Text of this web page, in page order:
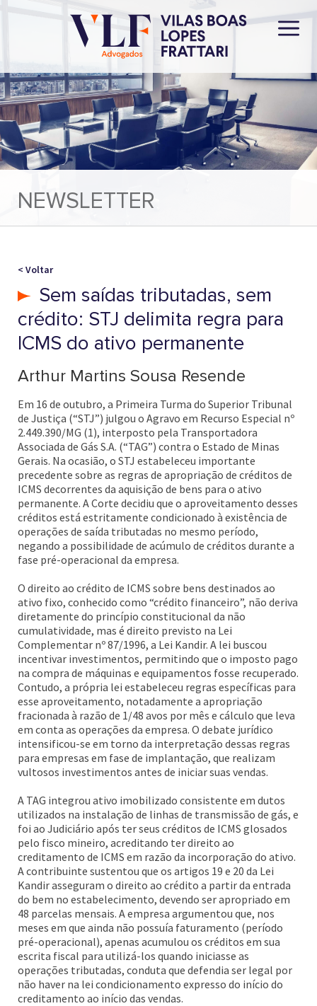
NEWSLETTER
< Voltar
Sem saídas tributadas, sem
crédito: STJ delimita regra para
ICMS do ativo permanente
Arthur Martins Sousa Resende
Em 16 de outubro, a Primeira Turma do Superior Tribunal
de Justiça (“STJ”) julgou o Agravo em Recurso Especial nº
2.449.390/MG (1), interposto pela Transportadora
Associada de Gás S.A. (“TAG”) contra o Estado de Minas
Gerais. Na ocasião, o STJ estabeleceu importante
precedente sobre as regras de apropriação de créditos de
ICMS decorrentes da aquisição de bens para o ativo
permanente. A Corte decidiu que o aproveitamento desses
créditos está estritamente condicionado à existência de
operações de saída tributadas no mesmo período,
negando a possibilidade de acúmulo de créditos durante a
fase pré-operacional da empresa.
O direito ao crédito de ICMS sobre bens destinados ao
ativo fixo, conhecido como “crédito financeiro”, não deriva
diretamente do princípio constitucional da não
cumulatividade, mas é direito previsto na Lei
Complementar nº 87/1996, a Lei Kandir. A lei buscou
incentivar investimentos, permitindo que o imposto pago
na compra de máquinas e equipamentos fosse recuperado.
Contudo, a própria lei estabeleceu regras específicas para
esse aproveitamento, notadamente a apropriação
fracionada à razão de 1/48 avos por mês e cálculo que leva
em conta as operações da empresa. O debate jurídico
intensificou-se em torno da interpretação dessas regras
para empresas em fase de implantação, que realizam
vultosos investimentos antes de iniciar suas vendas.
A TAG integrou ativo imobilizado consistente em dutos
utilizados na instalação de linhas de transmissão de gás, e
foi ao Judiciário após ter seus créditos de ICMS glosados
pelo fisco mineiro, acreditando ter direito ao
creditamento de ICMS em razão da incorporação do ativo.
A contribuinte sustentou que os artigos 19 e 20 da Lei
Kandir asseguram o direito ao crédito a partir da entrada
do bem no estabelecimento, devendo ser apropriado em
48 parcelas mensais. A empresa argumentou que, nos
meses em que ainda não possuía faturamento (período
pré-operacional), apenas acumulou os créditos em sua
escrita fiscal para utilizá-los quando iniciasse as
operações tributadas, conduta que defendia ser legal por
não haver na lei condicionamento expresso do início do
creditamento ao início das vendas.